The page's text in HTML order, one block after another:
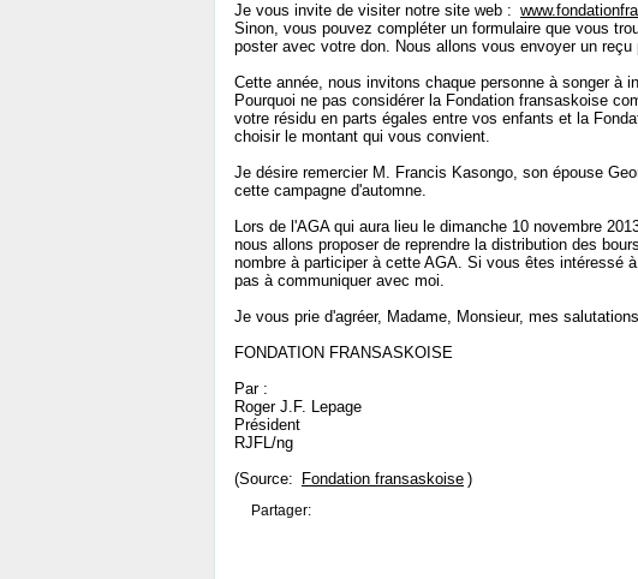
Je vous invite de visiter notre site web :
Sinon, vous pouvez compléter un formulaire que vous
poster avec votre don. Nous allons vous envoyer un
Cette année, nous invitons chaque personne à songer à
Pourquoi ne pas considérer la Fondation fransaskoise
votre résidu en parts égales entre vos enfants et la
choisir le montant qui vous convient.
Je désire remercier M. Francis Kasongo, son épouse
cette campagne d'automne.
Lors de l'AGA qui aura lieu le dimanche 10 novembre
nous allons proposer de reprendre la distribution des
nombre à participer à cette AGA. Si vous êtes intéressé
pas à communiquer avec moi.
Je vous prie d'agréer, Madame, Monsieur, mes
FONDATION FRANSASKOISE
Par :
Roger J.F. Lepage
Président
RJFL/ng
(Source: Fondation fransaskoise )
Partager: